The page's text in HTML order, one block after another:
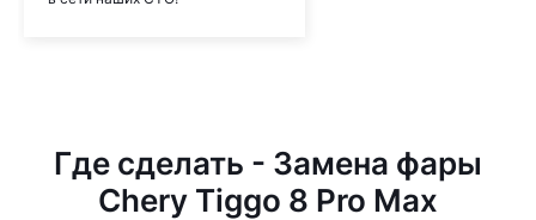
Где сделать - Замена фары
Chery Tiggo 8 Pro Max